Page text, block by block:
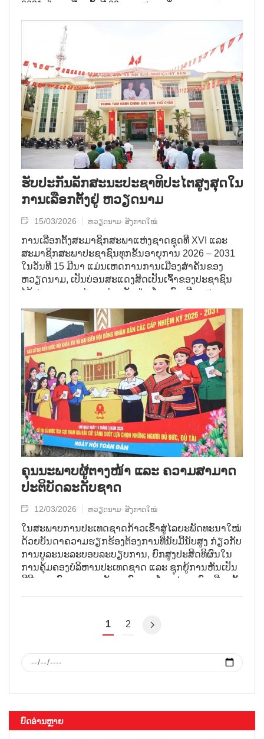
2031 ຢູ່ເຂດເລືອກຕັ້ງທີ 02, ຕາແສງ ບາດິ່ງ, ນະຄອນຫຼວງ
ຮ່າໂນ້ຍ.
ຮັບ​ປະ​ກັນ​ລັກ​ສະ​ນະ​ປະ​ຊາ​ທິ​ປະ​ໄຕ​ສູງ​ສຸດ​ໃນ​
ການ​ເລືອກ​ຕັ້ງ​ຢູ່ ຫວຽດ​ນາມ
15/03/2026 ຫວຽດນາມ- ສັງກາດໃໝ່
ການເລືອກຕັ້ງສະມາຊິກສະພາແຫ່ງຊາດຊຸດທີ XVI ແລະ
ສະມາຊິກສະພາປະຊາຊົນທຸກຂັ້ນອາຍຸການ 2026 – 2031
ໃນວັນທີ 15 ມີນາ ແມ່ນເຫດການການເມືອງສຳຄັນຂອງ
ຫວຽດນາມ, ເປັນບ່ອນສະແດງສິດເປັນເຈົ້າຂອງປະຊາຊົນ
ໄດ້ສະແດງອອກຜ່ານແຕ່ລະບັດຢ່າງໂດຍກົງ, ມີຈຸດສຸມ ແລະ
ຕັ້ງບໍ່ພຽງແຕ່ເລີ່ມມາຈາກຈຸດເວລາຜູ້ມີເລືອກຕັ້ງກ້າວເຂົ້າສູ່
ບ່ອນປ່ອນບັດເທົ່ານັ້ນ ຫາກຍັງໄດ້ປະຕິບັດໃນການປະຊຸມ
ປຶກສາຫາລືຄັ້ງຕ່າງໆ ເຊິ່ງແນະນຳຜູ້ສະໝັກຮັບເລືອກຕັ້ງ,
ບ່ອນທີ່ສະແດງສິດປະຊາຊົນໄດ້ຮູ້, ປະຊາຊົນປຶກສາຫາລື,
ປະຊາຊົນຄັດເລືອກ ໄດ້ເຫັນເປັນລະອຽດດ້ວຍບັນດາວິວັດ
ການທີ່ແໜ້ນແຟ້ນ, ເປີດເຜີຍ, ໂປ່ງໃສ.
ຄຸນ​ນະ​ພາບ​ຜູ້​ຕາງ​ໜ້າ ແລະ ຄວາມ​ສາ​ມາດ​
ປະ​ຕິ​ບັດ​ລະດັບ​ຊາດ
12/03/2026 ຫວຽດນາມ- ສັງກາດໃໝ່
ໃນສະພາບການປະເທດຊາດກ້າວເຂົ້າສູ່ໄລຍະພັດທະນາໃໝ່
ດ້ວຍບັນດາຄວາມຮຽກຮ້ອງຕ້ອງການທີ່ນັບມື້ນັບສູງ ກ່ຽວກັບ
ການບູລະນະລະບອບລະບຽບການ, ຍົກສູງປະສິດທິຜົນໃນ
ການຄຸ້ມຄອງບໍລິຫານປະເທດຊາດ ແລະ ຊຸກຍູ້ການຫັນເປັນ
ດີຈີຕອນ, ບົດບາດຂອງບັນດາອົງການໂດຍປະຊາຊົນເລືອກຕັ້ງ
XVI ແລະ ສະມາຊິກສະພາປະຊາຊົນທຸກຂັ້ນອາຍຸການ 2026
– 2031 ໃນວັນທີ 15 ມີນາ ຈະມາເຖິງບໍ່ພຽງແຕ່ສະແດງໃຫ້
ຄວາມໄວ້ເນື້ອເຊື່ອໃຈຕໍ່ຜູ້ຕາງໜ້າໃຫ້ແກ່ເຈດຈຳນົງ ແລະ
ຄວາມມຸ່ງຫວັງຂອງຜູ້ມີສິດເລືອກຕັ້ງ, ບັນດາຜູ້ທີ່ຈະເຂົ້າຮ່ວມ
1 2
ບົດອ່ານຫຼາຍ